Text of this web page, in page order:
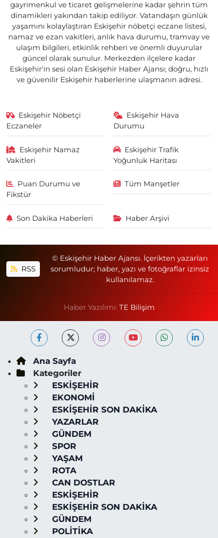
gayrimenkul ve ticaret gelişmelerine kadar şehrin tüm
dinamikleri yakından takip ediliyor. Vatandaşın günlük
yaşamını kolaylaştıran Eskişehir nöbetçi eczane listesi,
namaz ve ezan vakitleri, anlık hava durumu, tramvay ve
ulaşım bilgileri, etkinlik rehberi ve önemli duyurular
güncel olarak sunulur. Merkezden ilçelere kadar
Eskişehir'in sesi olan Eskişehir Haber Ajansı; doğru, hızlı
ve güvenilir Eskişehir haberlerine ulaşmanın adresi.
Eskişehir Nöbetçi
Eczaneler
Eskişehir Hava
Durumu
Eskişehir Namaz
Vakitleri
Eskişehir Trafik
Yoğunluk Haritası
Puan Durumu ve
Fikstür
Tüm Manşetler
Son Dakika Haberleri Haber Arşivi
RSS
© Eskişehir Haber Ajansı. İçerikten yazarları
sorumludur; haber, yazı ve fotoğraflar izinsiz
kullanılamaz.
Haber Yazılımı: TE Bilişim
Ana Sayfa
Kategoriler
ESKİŞEHİR
EKONOMİ
ESKİŞEHİR SON DAKİKA
YAZARLAR
GÜNDEM
SPOR
YAŞAM
ROTA
CAN DOSTLAR
ESKİŞEHİR
ESKİŞEHİR SON DAKİKA
GÜNDEM
POLİTİKA